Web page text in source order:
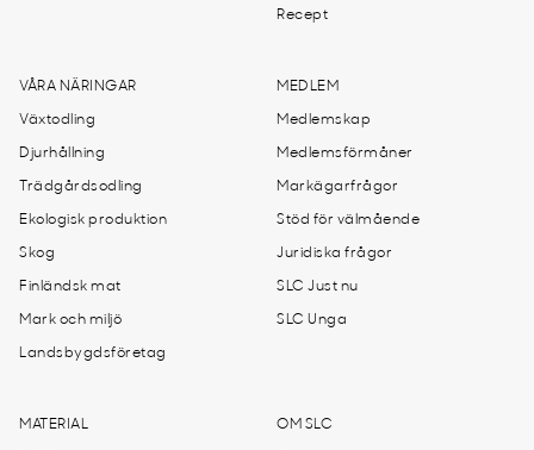
Recept
VÅRA NÄRINGAR
Växtodling
Djurhållning
Trädgårdsodling
Ekologisk produktion
Skog
Finländsk mat
Mark och miljö
Landsbygdsföretag
MEDLEM
Medlemskap
Medlemsförmåner
Markägarfrågor
Stöd för välmående
Juridiska frågor
SLC Just nu
SLC Unga
MATERIAL OM SLC